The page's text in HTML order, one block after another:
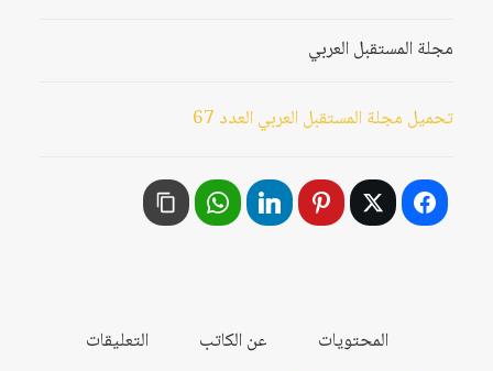
مجلة المستقبل العربي
تحميل مجلة المستقبل العربي العدد 67
المحتويات عن الكاتب التعليقات